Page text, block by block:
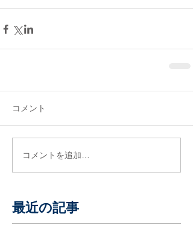
コメント
コメントを追加…
最近の記事